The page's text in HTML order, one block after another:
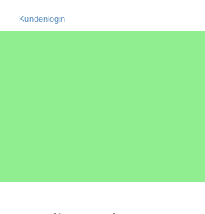
Kundenlogin